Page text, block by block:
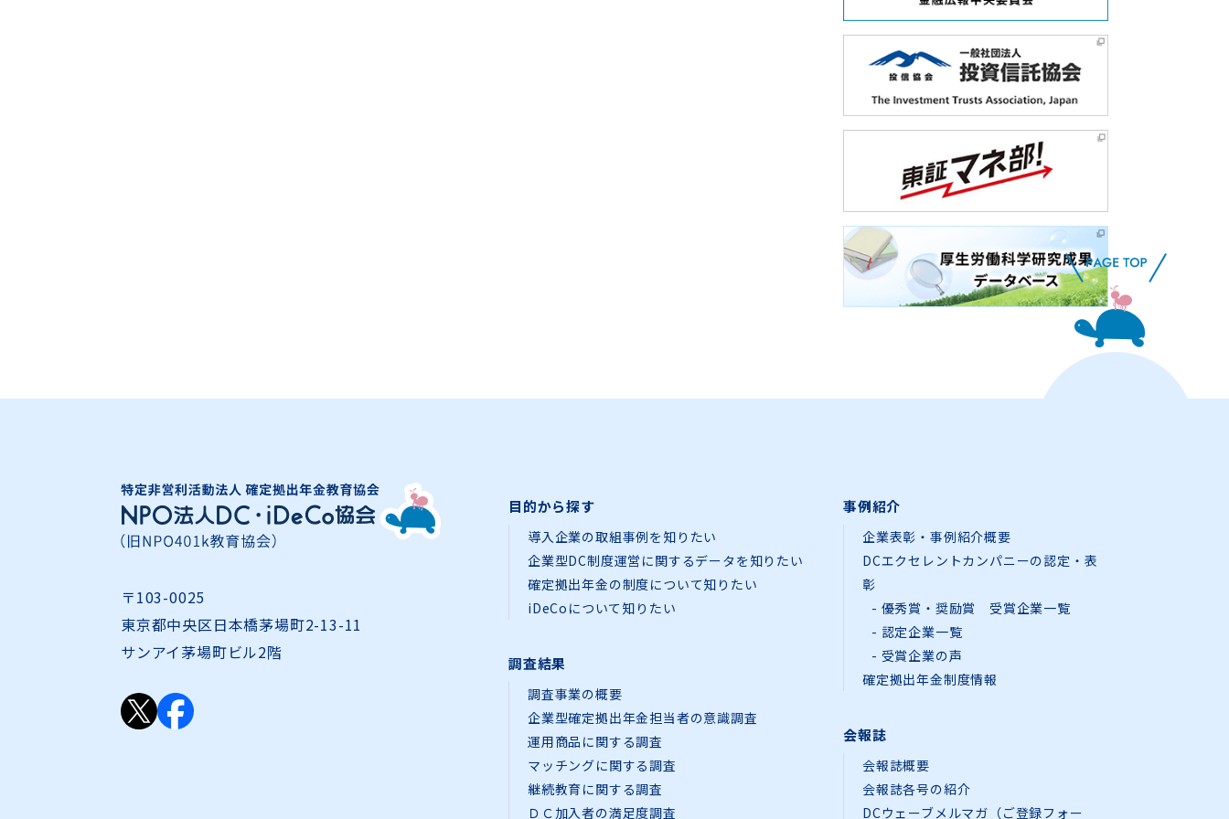
〒103-0025
東京都中央区日本橋茅場町2-13-11
サンアイ茅場町ビル2階
目的から探す
導入企業の取組事例を知りたい
企業型DC制度運営に関するデータを知りたい
確定拠出年金の制度について知りたい
iDeCoについて知りたい
調査結果
調査事業の概要
企業型確定拠出年金担当者の意識調査
運用商品に関する調査
マッチングに関する調査
継続教育に関する調査
ＤＣ加入者の満足度調査
事例紹介
企業表彰・事例紹介概要
DCエクセレントカンパニーの認定・表
彰
優秀賞・奨励賞 受賞企業一覧
認定企業一覧
受賞企業の声
確定拠出年金制度情報
会報誌
会報誌概要
会報誌各号の紹介
DCウェーブメルマガ（ご登録フォー